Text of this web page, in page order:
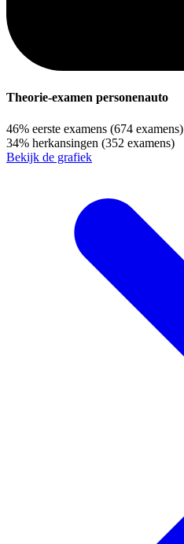
Theorie-examen personenauto
46% eerste examens (674 examens)
34% herkansingen (352 examens)
Bekijk de grafiek